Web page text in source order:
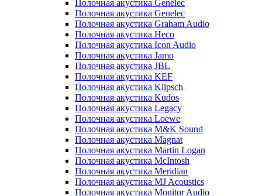
Полочная акустика Genelec
Полочная акустика Genelec
Полочная акустика Graham Audio
Полочная акустика Heco
Полочная акустика Icon Audio
Полочная акустика Jamo
Полочная акустика JBL
Полочная акустика KEF
Полочная акустика Klipsch
Полочная акустика Kudos
Полочная акустика Legacy
Полочная акустика Loewe
Полочная акустика M&K Sound
Полочная акустика Magnat
Полочная акустика Martin Logan
Полочная акустика McIntosh
Полочная акустика Meridian
Полочная акустика MJ Acoustics
Полочная акустика Monitor Audio